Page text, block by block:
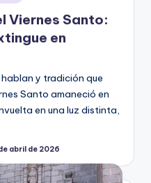
Viernes Santo:
en
y tradición que
Santo amaneció en
en una luz distinta,
abril de 2026